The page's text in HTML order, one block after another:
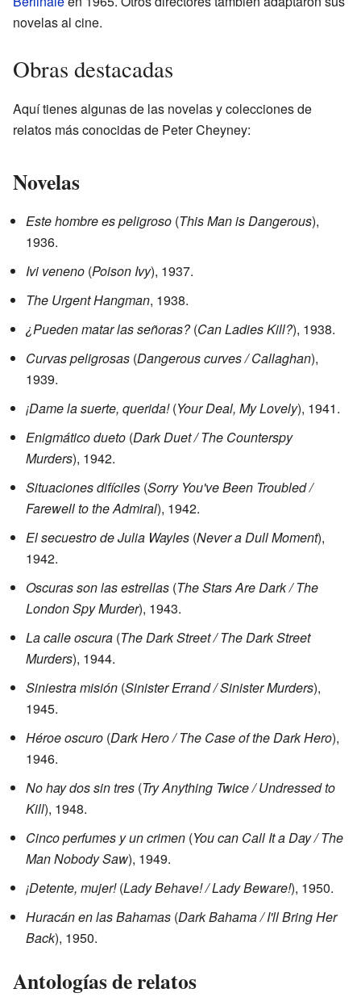
novelas al cine.
Obras destacadas
Aquí tienes algunas de las novelas y colecciones de
relatos más conocidas de Peter Cheyney:
Novelas
Este hombre es peligroso (This Man is Dangerous),
1936.
Ivi veneno (Poison Ivy), 1937.
The Urgent Hangman, 1938.
¿Pueden matar las señoras?(Can Ladies Kill?), 1938.
Curvas peligrosas (Dangerous curves / Callaghan),
1939.
¡Dame la suerte, querida!(Your Deal, My Lovely), 1941.
Enigmático dueto (Dark Duet / The Counterspy
Murders), 1942.
Situaciones difíciles (Sorry You've Been Troubled /
Farewell to the Admiral), 1942.
El secuestro de Julia Wayles (Never a Dull Moment),
1942.
Oscuras son las estrellas (The Stars Are Dark / The
London Spy Murder), 1943.
La calle oscura (The Dark Street / The Dark Street
Murders), 1944.
Siniestra misión (Sinister Errand / Sinister Murders),
1945.
Héroe oscuro (Dark Hero / The Case of the Dark Hero),
1946.
No hay dos sin tres (Try Anything Twice / Undressed to
Kill), 1948.
Cinco perfumes y un crimen (You can Call It a Day / The
Man Nobody Saw), 1949.
¡Detente, mujer!(Lady Behave! / Lady Beware!), 1950.
Huracán en las Bahamas (Dark Bahama / I'll Bring Her
Back), 1950.
Antologías de relatos